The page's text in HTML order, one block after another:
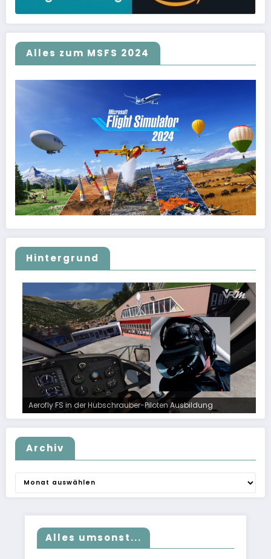
Alles zum MSFS 2024
Hintergrund
Aerofly FS in der Hubschrauber-Piloten Ausbildung
Archiv
Alles umsonst...